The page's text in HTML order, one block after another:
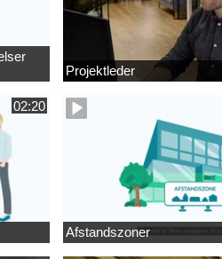
Projektleder
02:20
Afstandszoner